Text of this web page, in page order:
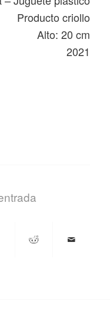
Producto criollo
Alto: 20 cm
2021